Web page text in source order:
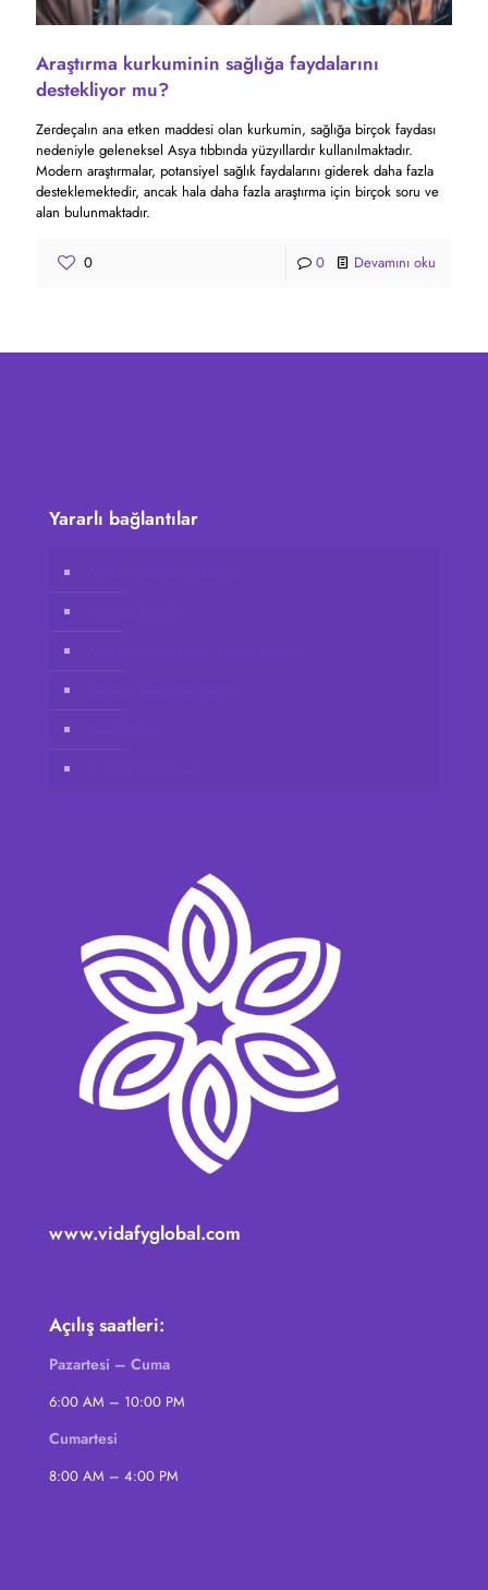
Araştırma kurkuminin sağlığa faydalarını
destekliyor mu?
Zerdeçalın ana etken maddesi olan kurkumin, sağlığa birçok faydası
nedeniyle geleneksel Asya tıbbında yüzyıllardır kullanılmaktadır.
Modern araştırmalar, potansiyel sağlık faydalarını giderek daha fazla
desteklemektedir, ancak hala daha fazla araştırma için birçok soru ve
alan bulunmaktadır.
0 0 Devamını oku
Yararlı bağlantılar
www.vidafyglobal.com
Açılış saatleri:
Pazartesi – Cuma
6:00 AM – 10:00 PM
Cumartesi
8:00 AM – 4:00 PM